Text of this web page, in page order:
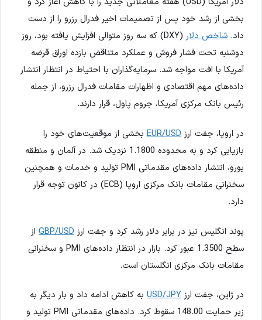
بخشی از رشد خود پس از تصمیمات اخیر فدرال رزرو را از دست
داد. شاخص دلار
(DXY) که سه روز متوالی افزایش یافته بود، روز
دوشنبه تحت فشار فروش و عملکرد متناقض بازده اوراق قرضه
آمریکا با افت مواجه شد. سرمایه‌گذاران با احتیاط در انتظار انتشار
داده‌های مهم اقتصادی و اظهارات مقامات فدرال رزرو، از جمله
رئیس بانک مرکزی آمریکا، جروم پاول، قرار دارند.
در اروپا، جفت ارز EUR/USD بخشی از موقعیت‌های خود را
بازیابی کرد و به محدوده 1.1800 نزدیک شد. در آلمان و منطقه
یورو، انتشار داده‌های مقدماتی PMI تولید و خدمات و همچنین
سخنرانی مقامات بانک مرکزی اروپا (ECB) در کانون توجه قرار
دارد.
پوند انگلیس نیز در برابر دلار رشد کرد و جفت ارز GBP/USD از
سطح 1.3500 عبور کرد. بازار در انتظار داده‌های PMI و سخنرانی
مقامات بانک مرکزی انگلستان است.
در ژاپن، جفت ارز USD/JPY به کاهش ادامه داد و بار دیگر به
زیر حمایت 148.00 سقوط کرد. داده‌های مقدماتی PMI تولید و